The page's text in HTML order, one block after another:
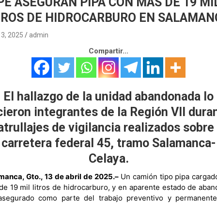
DE HIDROCARBURO EN
2025 admin
Compartir...
El hallazgo de la unidad abandonada lo
integrantes de la Región VII
de vigilancia realizados sobre
carretera federal 45, tramo Salamanca-
Celaya.
Gto., 13 de abril de 2025.– Un camión tipo pipa
19 mil litros de hidrocarburo, y en aparente estado de
como parte del trabajo preventivo y